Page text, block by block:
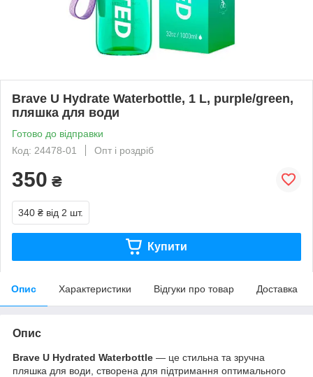
Brave U Hydrate Waterbottle, 1 L, purple/green,
пляшка для води
Готово до відправки
Код: 24478-01
Опт і роздріб
350 ₴
340 ₴ від 2 шт.
Купити
Опис Характеристики Відгуки про товар Доставка
Опис
Brave U Hydrated Waterbottle — це стильна та зручна
пляшка для води, створена для підтримання оптимального